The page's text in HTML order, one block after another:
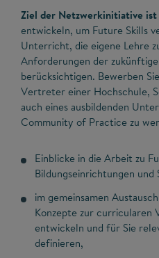
Ziel der Netzwerkinitiative ist
entwickeln, um Future Skills
Unterricht, die eigene Lehre
Anforderungen der
berücksichtigen. Bewerben
Vertreter einer Hochschule,
auch eines ausbildenden
Community of Practice zu
Einblicke in die Arbeit zu
Bildungseinrichtungen
im gemeinsamen
Konzepte zur curricularen
entwickeln und für Sie
definieren,